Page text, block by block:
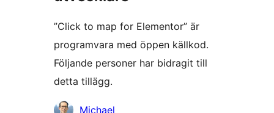
”Click to map for Elementor” är
programvara med öppen källkod.
Följande personer har bidragit till
detta tillägg.
Bidragande
Michael